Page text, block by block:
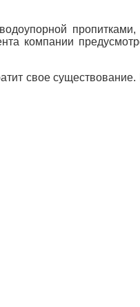
компании
свое